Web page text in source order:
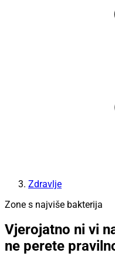
Zdravlje
Zone s najviše bakterija
Vjerojatno ni vi
ne perete